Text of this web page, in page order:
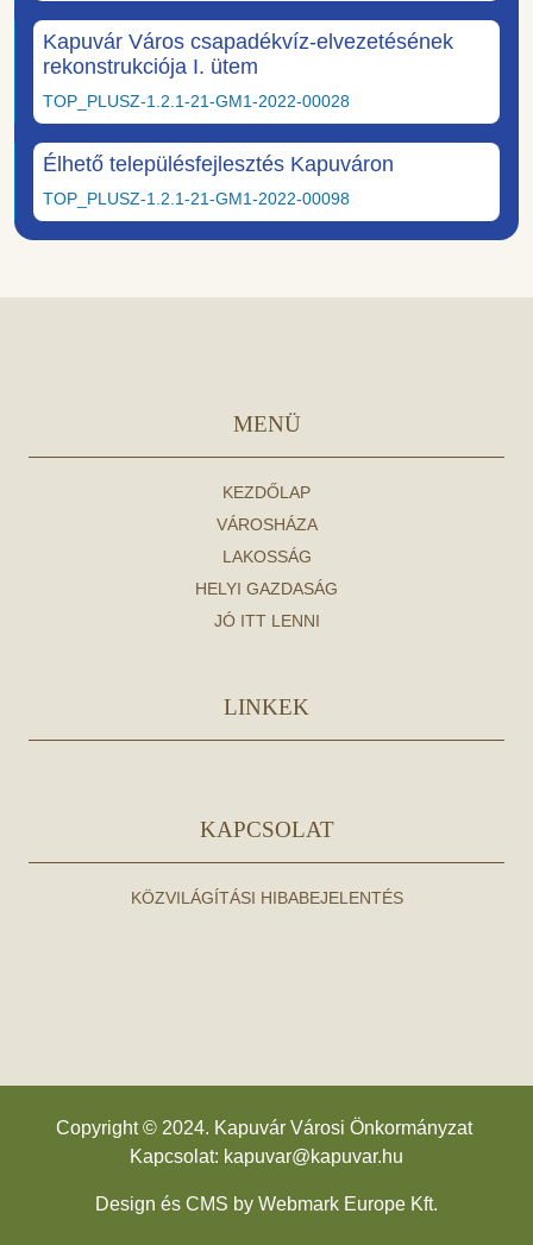
Kapuvár Város csapadékvíz-elvezetésének
rekonstrukciója I. ütem
TOP_PLUSZ-1.2.1-21-GM1-2022-00028
Élhető településfejlesztés Kapuváron
TOP_PLUSZ-1.2.1-21-GM1-2022-00098
MENÜ
KEZDŐLAP
VÁROSHÁZA
LAKOSSÁG
HELYI GAZDASÁG
JÓ ITT LENNI
LINKEK
KAPCSOLAT
KÖZVILÁGÍTÁSI HIBABEJELENTÉS
Copyright © 2024. Kapuvár Városi Önkormányzat
Kapcsolat: kapuvar@kapuvar.hu
Design és CMS by Webmark Europe Kft.